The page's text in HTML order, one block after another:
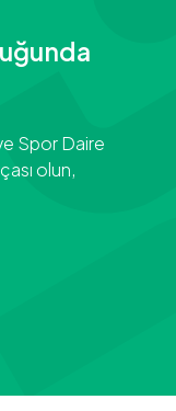
Spor Daire
olun,